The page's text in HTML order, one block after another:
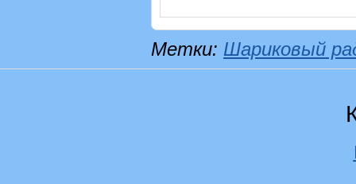
Метки: Шариковый